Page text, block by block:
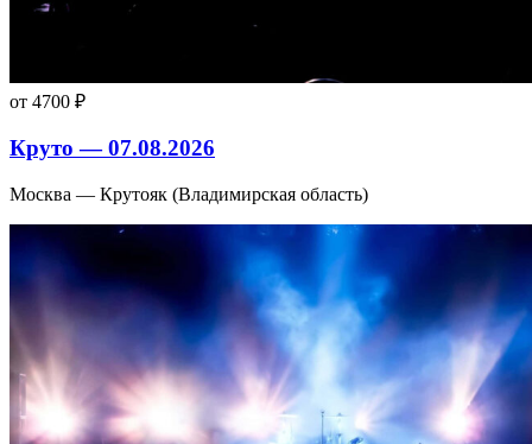
от 4700 ₽
Круто — 07.08.2026
Москва — Крутояк (Владимирская область)